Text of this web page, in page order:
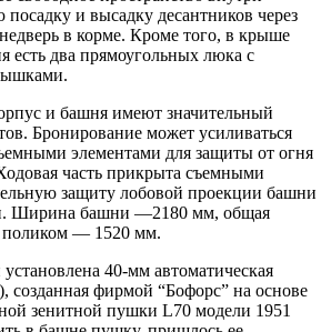
и высадку десантников через
в корме. Кроме того, в крыше
есть два прямоугольных люка с
и башня имеют значительный
Бронирование может усиливаться
элементами для защиты от огня
часть прикрыта съемными
защиту лобовой проекции башни
Ширина башни —2180 мм, общая
поликом — 1520 мм.
40-мм автоматическая
фирмой “Бофорс” на основе
зенитной пушки L70 модели 1951